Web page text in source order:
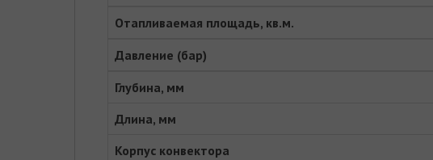
Отапливаемая площадь, кв.м.
Давление (бар)
Глубина, мм
Длина, мм
Корпус конвектора